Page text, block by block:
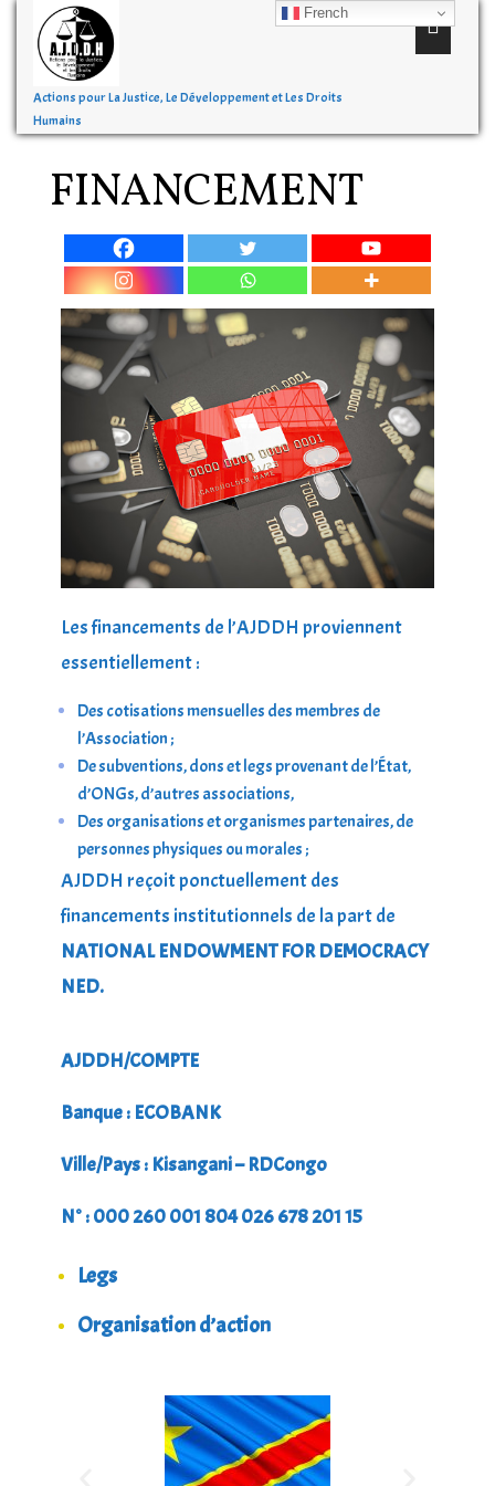
Actions pour La Justice, Le Développement et Les Droits
Humains
FINANCEMENT
Les financements de l’AJDDH proviennent
essentiellement :
Des cotisations mensuelles des membres de
l’Association ;
De subventions, dons et legs provenant de l’État,
d’ONGs, d’autres associations,
Des organisations et organismes partenaires, de
personnes physiques ou morales ;
AJDDH reçoit ponctuellement des
financements institutionnels de la part de
NATIONAL ENDOWMENT FOR DEMOCRACY
NED.
AJDDH/COMPTE
Banque : ECOBANK
Ville/Pays : Kisangani – RDCongo
N° : 000 260 001 804 026 678 201 15
Legs
Organisation d’action
French